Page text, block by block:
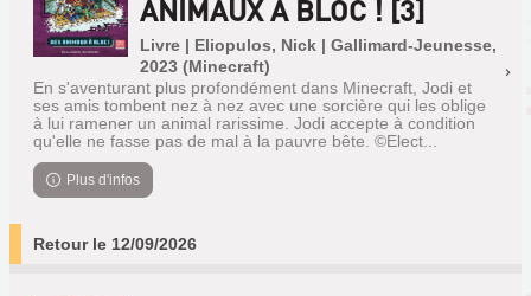
ANIMAUX À BLOC ! [3]
Livre | Eliopulos, Nick | Gallimard-Jeunesse,
2023 (Minecraft)
En s'aventurant plus profondément dans Minecraft, Jodi et
ses amis tombent nez à nez avec une sorcière qui les oblige
à lui ramener un animal rarissime. Jodi accepte à condition
qu'elle ne fasse pas de mal à la pauvre bête. ©Elect...
Plus d'infos
Retour le 12/09/2026